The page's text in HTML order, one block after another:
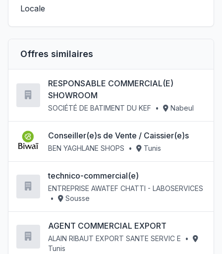
Locale
Offres similaires
RESPONSABLE COMMERCIAL(E)
SHOWROOM
SOCIÉTÉ DE BATIMENT DU KEF • Nabeul
Conseiller(e)s de Vente / Caissier(e)s
BEN YAGHLANE SHOPS • Tunis
technico-commercial(e)
ENTREPRISE AWATEF CHATTI - LABOSERVICES
•
Sousse
AGENT COMMERCIAL EXPORT
ALAIN RIBAUT EXPORT SANTE SERVIC E
•
Tunis